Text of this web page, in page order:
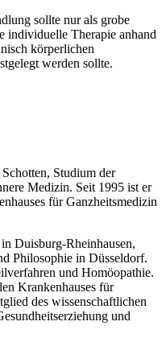
sollte nur als grobe
individuelle Therapie anhand
körperlichen
werden sollte.
Studium der
Medizin. Seit 1995 ist er
für Ganzheitsmedizin
Duisburg-Rheinhausen,
Philosophie in Düsseldorf.
und Homöopathie.
Krankenhauses für
des wissenschaftlichen
und